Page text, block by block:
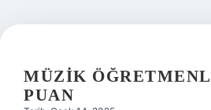
MÜZIK
PUAN